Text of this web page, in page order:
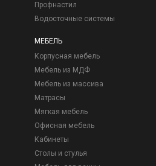
Профнастил
Водосточные системы
МЕБЕЛЬ
Корпусная мебель
Мебель из МДФ
Мебель из массива
Матрасы
Мягкая мебель
Офисная мебель
Кабинеты
Столы и стулья